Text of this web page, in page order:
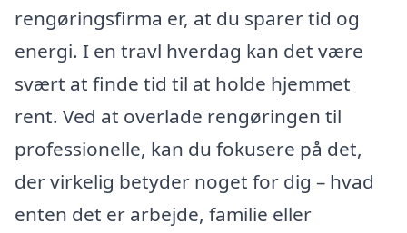
rengøringsfirma er, at du sparer tid og
energi. I en travl hverdag kan det være
svært at finde tid til at holde hjemmet
rent. Ved at overlade rengøringen til
professionelle, kan du fokusere på det,
der virkelig betyder noget for dig – hvad
enten det er arbejde, familie eller